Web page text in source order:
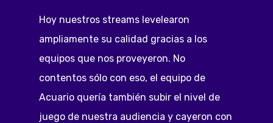
Hoy nuestros streams levelearon
ampliamente su calidad gracias a los
equipos que nos proveyeron. No
contentos sólo con eso, el equipo de
Acuario quería también subir el nivel de
juego de nuestra audiencia y cayeron con